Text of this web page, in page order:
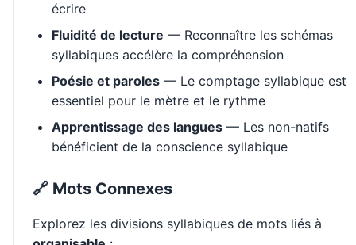
écrire
Fluidité de lecture — Reconnaître les schémas
syllabiques accélère la compréhension
Poésie et paroles — Le comptage syllabique est
essentiel pour le mètre et le rythme
Apprentissage des langues — Les non-natifs
bénéficient de la conscience syllabique
🔗 Mots Connexes
Explorez les divisions syllabiques de mots liés à